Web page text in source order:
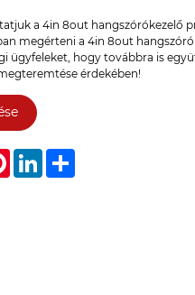
a 4in 8out hangszórókezelő
megérteni a 4in 8out
ügyfeleket, hogy továbbra is
érdekében!
PinterestLinkedInShare